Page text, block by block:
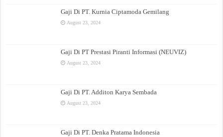
Gaji Di PT. Kurnia Ciptamoda Gemilang
August 23, 2024
Gaji Di PT Prestasi Piranti Informasi (NEUVIZ)
August 23, 2024
Gaji Di PT. Additon Karya Sembada
August 23, 2024
Gaji Di PT. Denka Pratama Indonesia